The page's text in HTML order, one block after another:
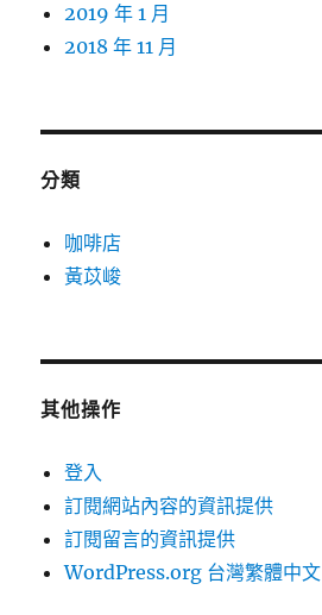
2019 年 1 月
2018 年 11 月
分類
咖啡店
黃苡峻
其他操作
登入
訂閱網站內容的資訊提供
訂閱留言的資訊提供
WordPress.org 台灣繁體中文